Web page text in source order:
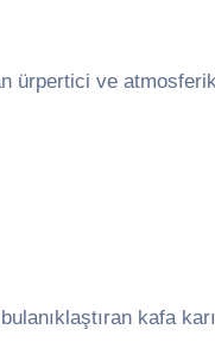
ürpertici ve
kafa